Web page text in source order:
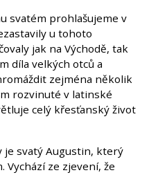
svatém prohlašujeme v
u tohoto
jak na Východě, tak
díla velkých otců a
zejména několik
rozvinuté v latinské
celý křesťanský život
je svatý Augustin, který
Vychází ze zjevení, že